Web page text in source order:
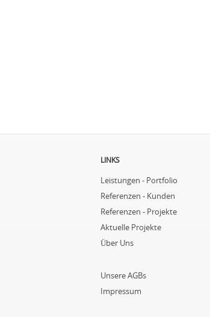
LINKS
Leistungen - Portfolio
Referenzen - Kunden
Referenzen - Projekte
Aktuelle Projekte
Über Uns
Unsere AGBs
Impressum